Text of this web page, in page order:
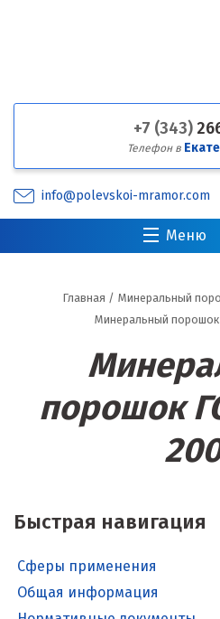
+7 (343)
Телефон в
info@polevskoi-mramor.com
Меню
Главная / Минеральный
Минеральный порошок
порошок
Быстрая навигация
Сферы применения
Общая информация